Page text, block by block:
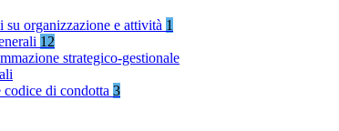
organizzazione e attività 1
12
strategico-gestionale
di condotta 3